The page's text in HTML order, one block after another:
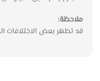
ملاحظة:
قد تظهر بعض الاختلافات